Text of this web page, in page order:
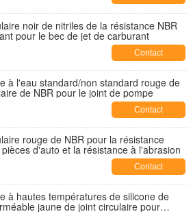
noir de nitriles de la résistance NBR
pour le bec de jet de carburant
Contact
à l'eau standard/non standard rouge de
de NBR pour le joint de pompe
Contact
rouge de NBR pour la résistance
d'auto et la résistance à l'abrasion
Contact
à hautes températures de silicone de
jaune de joint circulaire pour